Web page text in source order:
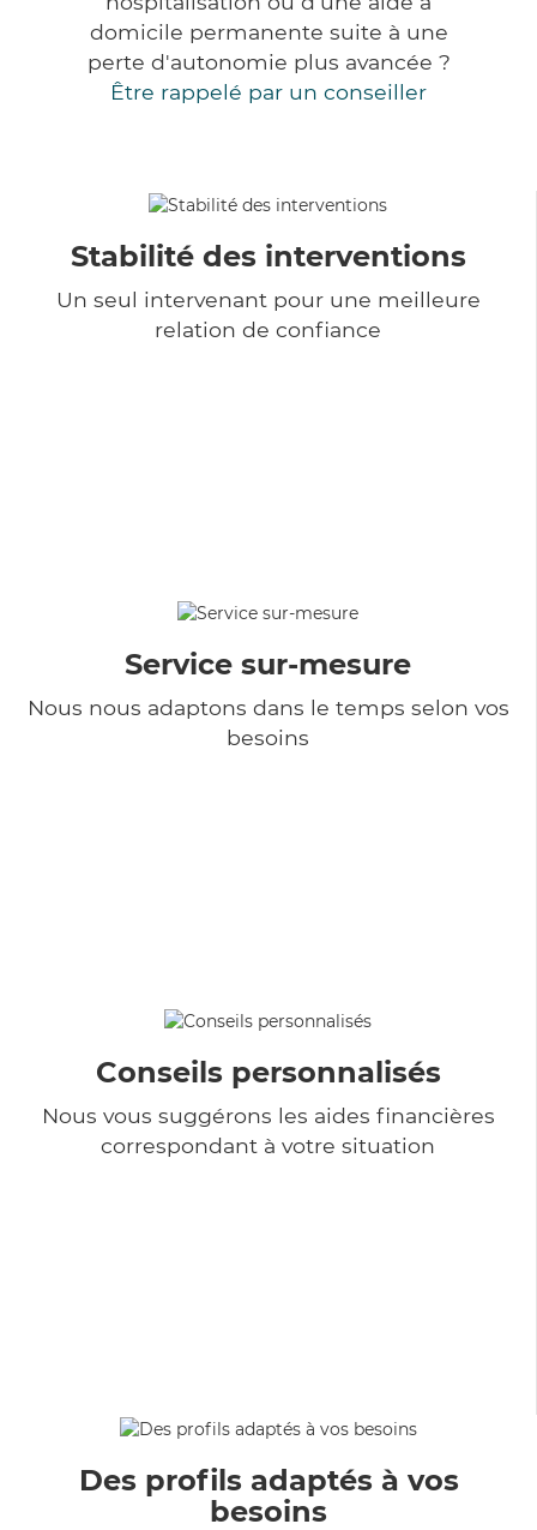
domicile permanente suite à une
perte d'autonomie plus avancée ?
Être rappelé par un conseiller
Stabilité des interventions
Un seul intervenant pour une meilleure
relation de confiance
Service sur-mesure
Nous nous adaptons dans le temps selon vos
besoins
Conseils personnalisés
Nous vous suggérons les aides financières
correspondant à votre situation
Des profils adaptés à vos
besoins